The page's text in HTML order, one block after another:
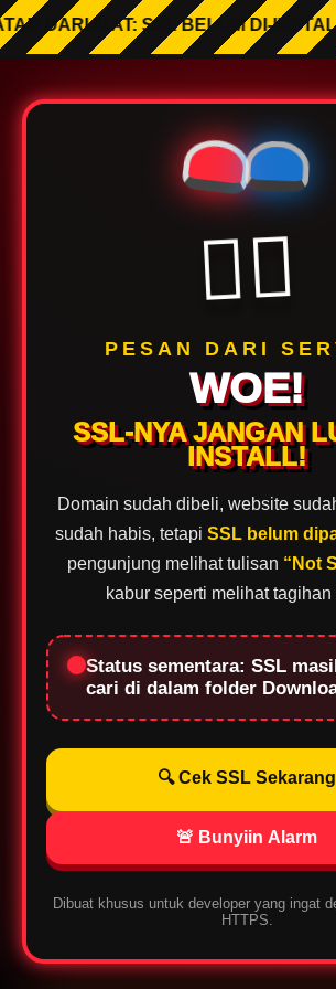
DARURAT: SSL BELUM DI-
🤦‍♂️
PESAN DARI
WOE!
SSL-NYA JANGAN
INSTALL!
Domain sudah dibeli, website
sudah habis, tetapi SSL belum
pengunjung melihat tulisan “Not
kabur seperti melihat tagihan
Status sementara: SSL
cari di dalam folder
🔍 Cek SSL Sekarang
🚨 Bunyiin Alarm
Dibuat khusus untuk developer yang ingat
HTTPS.